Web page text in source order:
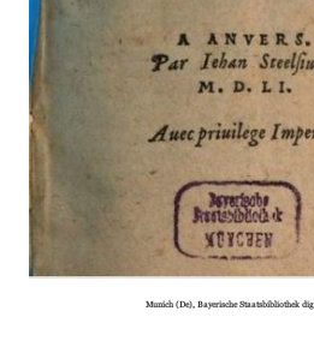
Munich (De), Bayerische Staatsbibliothek